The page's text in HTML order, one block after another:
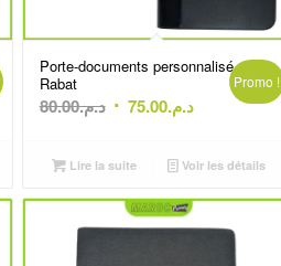
Porte-documents personnalisé
Rabat
د.م.80.00
Le
initial
د.م.80.00.
د.م.75.00
Le
actuel
Promo !
Lire la suite Voir les détails